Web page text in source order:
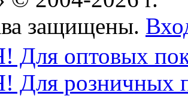
защищены.
оптовых
розничных